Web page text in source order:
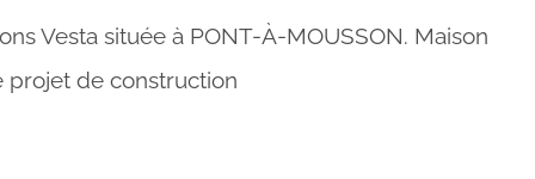
Vesta située à PONT-À-MOUSSON. Maison
projet de construction